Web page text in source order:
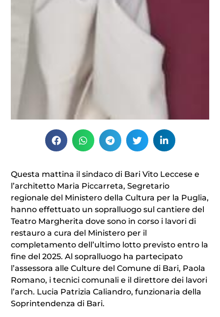
Questa mattina il sindaco di Bari Vito Leccese e
l’architetto Maria Piccarreta, Segretario
regionale del Ministero della Cultura per la Puglia,
hanno effettuato un sopralluogo sul cantiere del
Teatro Margherita dove sono in corso i lavori di
restauro a cura del Ministero per il
completamento dell’ultimo lotto previsto entro la
fine del 2025. Al sopralluogo ha partecipato
l’assessora alle Culture del Comune di Bari, Paola
Romano, i tecnici comunali e il direttore dei lavori
l’arch. Lucia Patrizia Caliandro, funzionaria della
Soprintendenza di Bari.